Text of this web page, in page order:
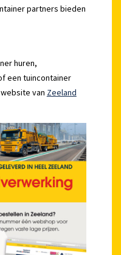
partners bieden
huren,
een tuincontainer
van Zeeland